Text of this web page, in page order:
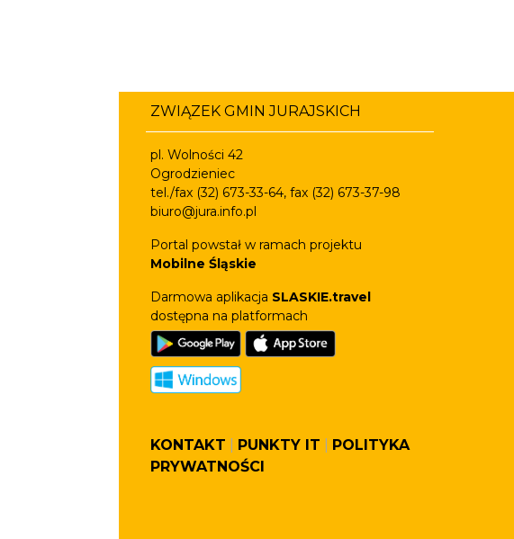
ZWIĄZEK GMIN JURAJSKICH
pl. Wolności 42
Ogrodzieniec
tel./fax (32) 673-33-64, fax (32) 673-37-98
biuro@jura.info.pl
Portal powstał w ramach projektu
Mobilne Śląskie
Darmowa aplikacja SLASKIE.travel
dostępna na platformach
KONTAKT PUNKTY IT
POLITYKA
PRYWATNOŚCI